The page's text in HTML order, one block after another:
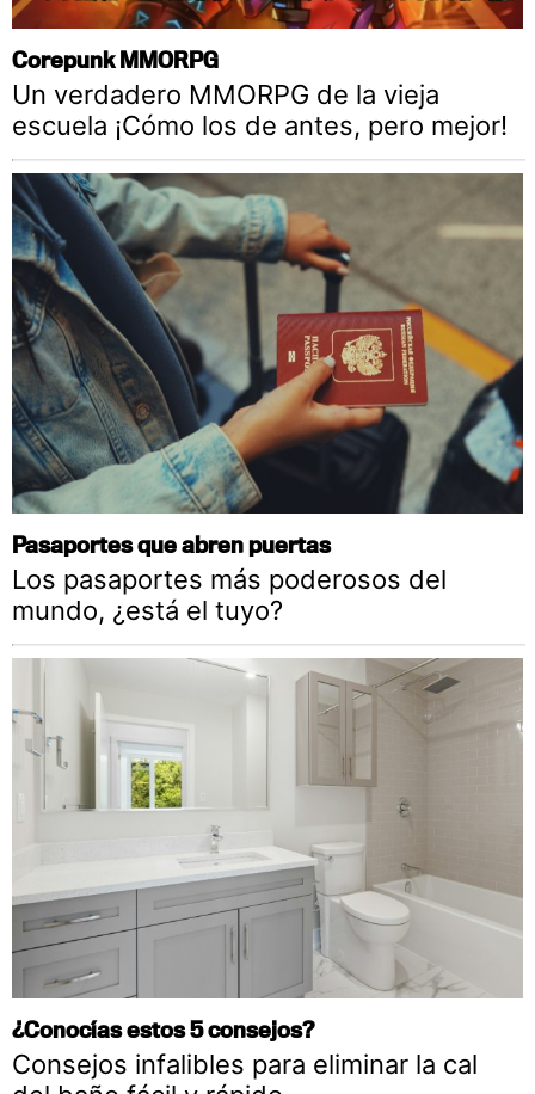
Corepunk MMORPG
Un verdadero MMORPG de la vieja
escuela ¡Cómo los de antes, pero mejor!
Pasaportes que abren puertas
Los pasaportes más poderosos del
mundo, ¿está el tuyo?
¿Conocías estos 5 consejos?
Consejos infalibles para eliminar la cal